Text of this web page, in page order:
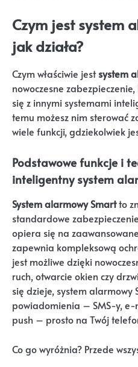
Czym jest system
jak działa?
Czym właściwie jestsystem
nowoczesne
się z innymi systemami
temu możesz nim sterować
wiele funkcji, gdziekolwiek
Podstawowe funkcje i
inteligentny system
System alarmowy Smartto
standardowe
opiera się na
zapewnia kompleksową
jest możliwe dzięki
ruch, otwarcie okien czy
się dzieje, system alarmowy
powiadomienia – SMS-y,
push – prosto na Twój
Co go wyróżnia? Przede